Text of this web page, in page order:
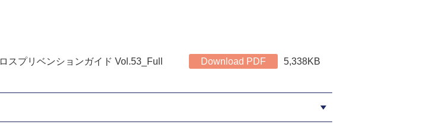
ロスプリベンションガイド Vol.53_Full Download PDF 5,338KB